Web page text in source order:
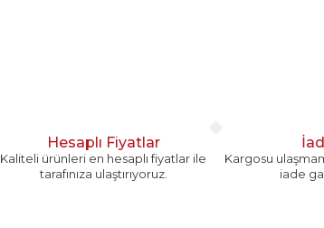
Hesaplı Fiyatlar
Kaliteli ürünleri en hesaplı fiyatlar ile
tarafınıza ulaştırıyoruz.
Kargosu
iade